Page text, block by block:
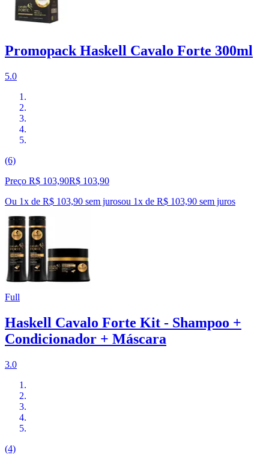
Promopack Haskell Cavalo Forte 300ml
5.0
(6)
Preço R$ 103,90R$ 103,90
Ou 1x de R$ 103,90 sem jurosou 1x de R$ 103,90 sem juros
Full
Haskell Cavalo Forte Kit - Shampoo +
Condicionador + Máscara
3.0
(4)